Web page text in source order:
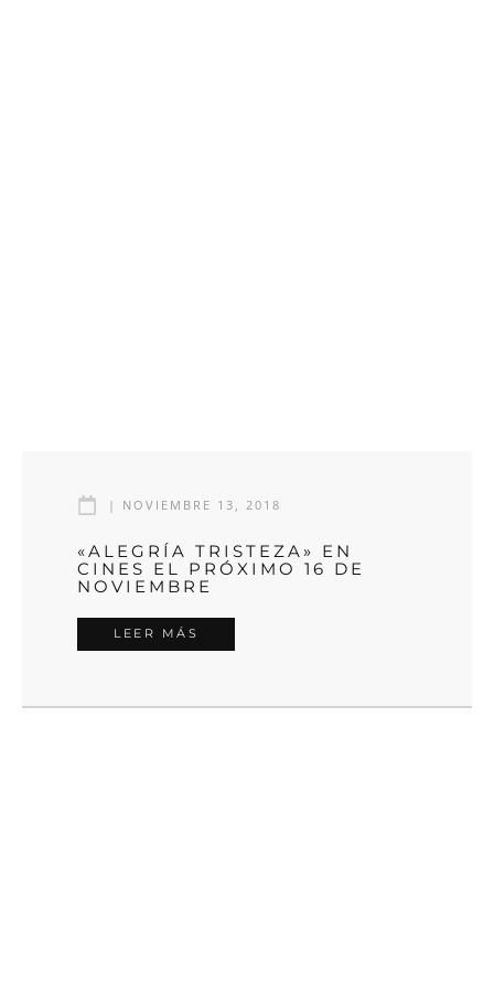
| NOVIEMBRE 13, 2018
«ALEGRÍA TRISTEZA» EN
CINES EL PRÓXIMO 16 DE
NOVIEMBRE
LEER MÁS